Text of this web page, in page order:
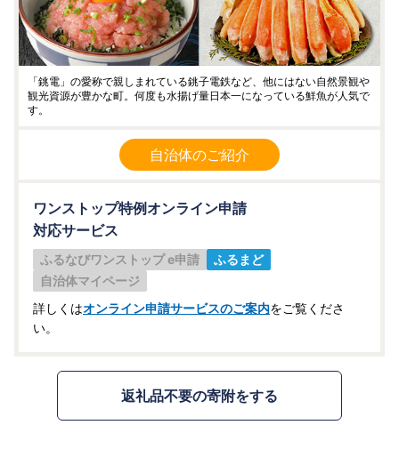
「銚電」の愛称で親しまれている銚子電鉄など、他にはない自然景観や
観光資源が豊かな町。何度も水揚げ量日本一になっている鮮魚が人気で
す。
自治体のご紹介
ワンストップ特例オンライン申請
対応サービス
ふるなびワンストップ e申請
ふるまど
自治体マイページ
詳しくはオンライン申請サービスのご案内をご覧くださ
い。
返礼品不要の寄附をする